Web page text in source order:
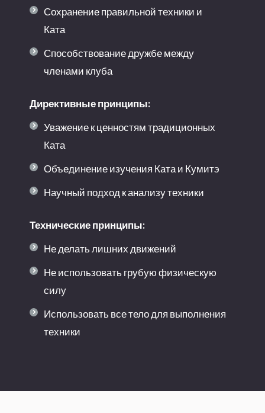
Сохранение правильной техники и
Ката
Способствование дружбе между
членами клуба
Директивные принципы:
Уважение к ценностям традиционных
Ката
Объединение изучения Ката и Кумитэ
Научный подход к анализу техники
Технические принципы:
Не делать лишних движений
Не использовать грубую физическую
силу
Использовать все тело для выполнения
техники